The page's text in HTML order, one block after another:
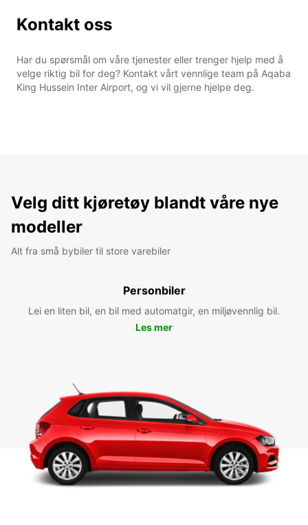
Kontakt oss
Har du spørsmål om våre tjenester eller trenger hjelp med å
velge riktig bil for deg? Kontakt vårt vennlige team på Aqaba
King Hussein Inter Airport, og vi vil gjerne hjelpe deg.
Velg ditt kjøretøy blandt våre nye
modeller
Alt fra små bybiler til store varebiler
Personbiler
Lei en liten bil, en bil med automatgir, en miljøvennlig bil.
Les mer